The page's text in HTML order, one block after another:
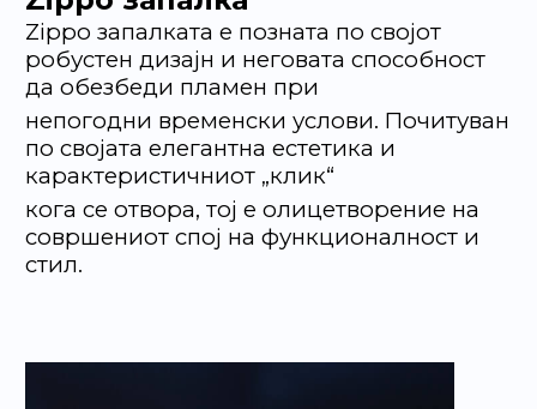
Zippo запалката е позната по својот
робустен дизајн и неговата способност
да обезбеди пламен при
непогодни временски услови. Почитуван
по својата елегантна естетика и
карактеристичниот „клик“
кога се отвора, тој е олицетворение на
совршениот спој на функционалност и
стил.